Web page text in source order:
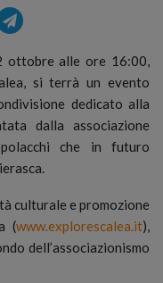
ottobre alle ore 16:00,
si terrà un evento
dedicato alla
dalla associazione
che in futuro
culturale e promozione
(www.explorescalea.it),
dell’associazionismo